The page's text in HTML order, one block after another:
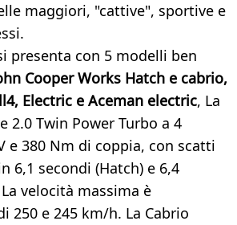
maggiori, "cattive", sportive e
presenta con 5 modelli ben
Cooper Works Hatch e cabrio,
Electric e Aceman electric, La
2.0 Twin Power Turbo a 4
e 380 Nm di coppia, con scatti
6,1 secondi (Hatch) e 6,4
velocità massima è
250 e 245 km/h. La Cabrio